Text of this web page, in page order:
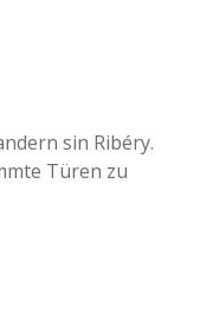
sin Ribéry.
Türen zu